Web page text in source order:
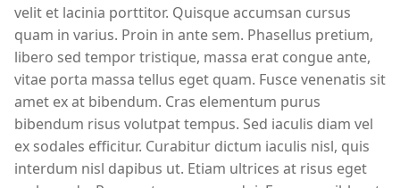
velit et lacinia porttitor. Quisque accumsan cursus
quam in varius. Proin in ante sem. Phasellus pretium,
libero sed tempor tristique, massa erat congue ante,
vitae porta massa tellus eget quam. Fusce venenatis sit
amet ex at bibendum. Cras elementum purus
bibendum risus volutpat tempus. Sed iaculis diam vel
ex sodales efficitur. Curabitur dictum iaculis nisl, quis
interdum nisl dapibus ut. Etiam ultrices at risus eget